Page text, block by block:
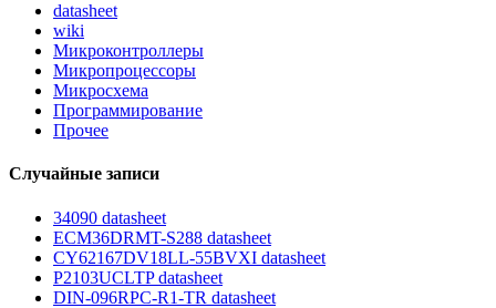
datasheet
wiki
Микроконтроллеры
Микропроцессоры
Микросхема
Программирование
Прочее
Случайные записи
34090 datasheet
ECM36DRMT-S288 datasheet
CY62167DV18LL-55BVXI datasheet
P2103UCLTP datasheet
DIN-096RPC-R1-TR datasheet